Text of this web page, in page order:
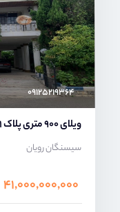
۰۹۱۲۵۲۱۹۳۶۴
ویلای 900 متری پلاک 1 ساحل سیسنگان
سیسنگان رویان
۴۱,۰۰۰,۰۰۰,۰۰۰